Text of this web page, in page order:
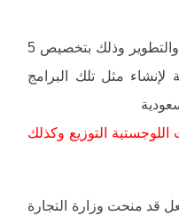
يجب انشاء برامج ومراكز للبحث والتطوير وذلك بتخصيص 5
مثل تلك البرامج
التوزيع وكذلك
قد منحت وزارة التجارة